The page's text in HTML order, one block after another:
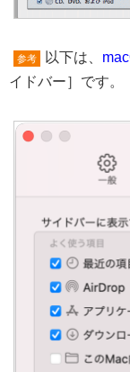
参考 以下は、
イドバー］です。